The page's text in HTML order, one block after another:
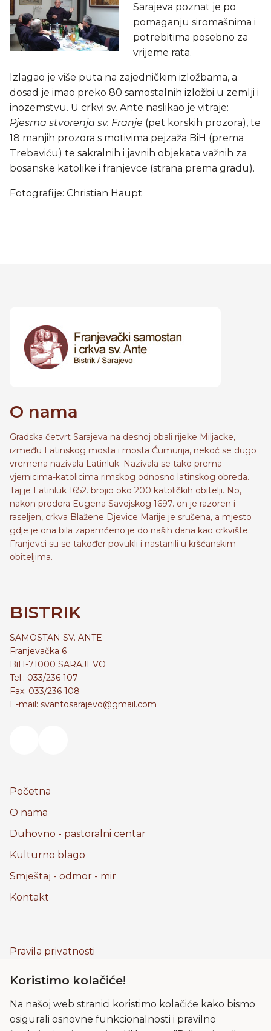
Sarajeva poznat je po
pomaganju siromašnima i
potrebitima posebno za
vrijeme rata.
Izlagao je više puta na zajedničkim izložbama, a
dosad je imao preko 80 samostalnih izložbi u zemlji i
inozemstvu. U crkvi sv. Ante naslikao je vitraje:
Pjesma stvorenja sv. Franje (pet korskih prozora), te
18 manjih prozora s motivima pejzaža BiH (prema
Trebaviću) te sakralnih i javnih objekata važnih za
bosanske katolike i franjevce (strana prema gradu).
Fotografije: Christian Haupt
O nama
Gradska četvrt Sarajeva na desnoj obali rijeke Miljacke,
između Latinskog mosta i mosta Ćumurija, nekoć se dugo
vremena nazivala Latinluk. Nazivala se tako prema
vjernicima-katolicima rimskog odnosno latinskog obreda.
Taj je Latinluk 1652. brojio oko 200 katoličkih obitelji. No,
nakon prodora Eugena Savojskog 1697. on je razoren i
raseljen, crkva Blažene Djevice Marije je srušena, a mjesto
gdje je ona bila zapamćeno je do naših dana kao crkvište.
Franjevci su se također povukli i nastanili u kršćanskim
obiteljima.
BISTRIK
SAMOSTAN SV. ANTE
Franjevačka 6
BiH-71000 SARAJEVO
Tel.: 033/236 107
Fax: 033/236 108
E-mail: svantosarajevo@gmail.com
Početna
O nama
Duhovno - pastoralni centar
Kulturno blago
Smještaj - odmor - mir
Kontakt
Pravila privatnosti
Kolačići
Frama
Koristimo kolačiće!
Na našoj web stranici koristimo kolačiće kako bismo
osigurali osnovne funkcionalnosti i pravilno